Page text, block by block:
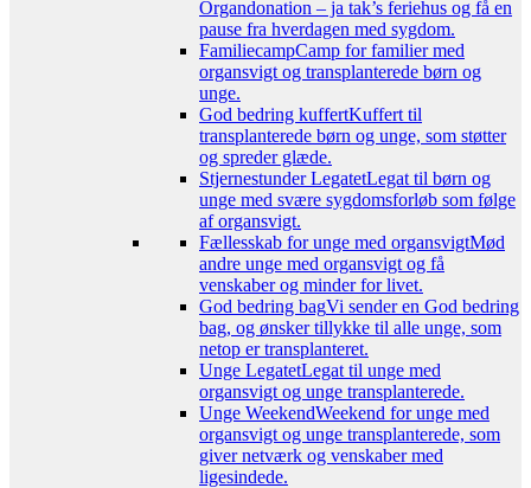
Organdonation – ja tak’s feriehus og få en
pause fra hverdagen med sygdom.
FamiliecampCamp for familier med
organsvigt og transplanterede børn og
unge.
God bedring kuffertKuffert til
transplanterede børn og unge, som støtter
og spreder glæde.
Stjernestunder LegatetLegat til børn og
unge med svære sygdomsforløb som følge
af organsvigt.
Fællesskab for unge med organsvigtMød
andre unge med organsvigt og få
venskaber og minder for livet.
God bedring bagVi sender en God bedring
bag, og ønsker tillykke til alle unge, som
netop er transplanteret.
Unge LegatetLegat til unge med
organsvigt og unge transplanterede.
Unge WeekendWeekend for unge med
organsvigt og unge transplanterede, som
giver netværk og venskaber med
ligesindede.